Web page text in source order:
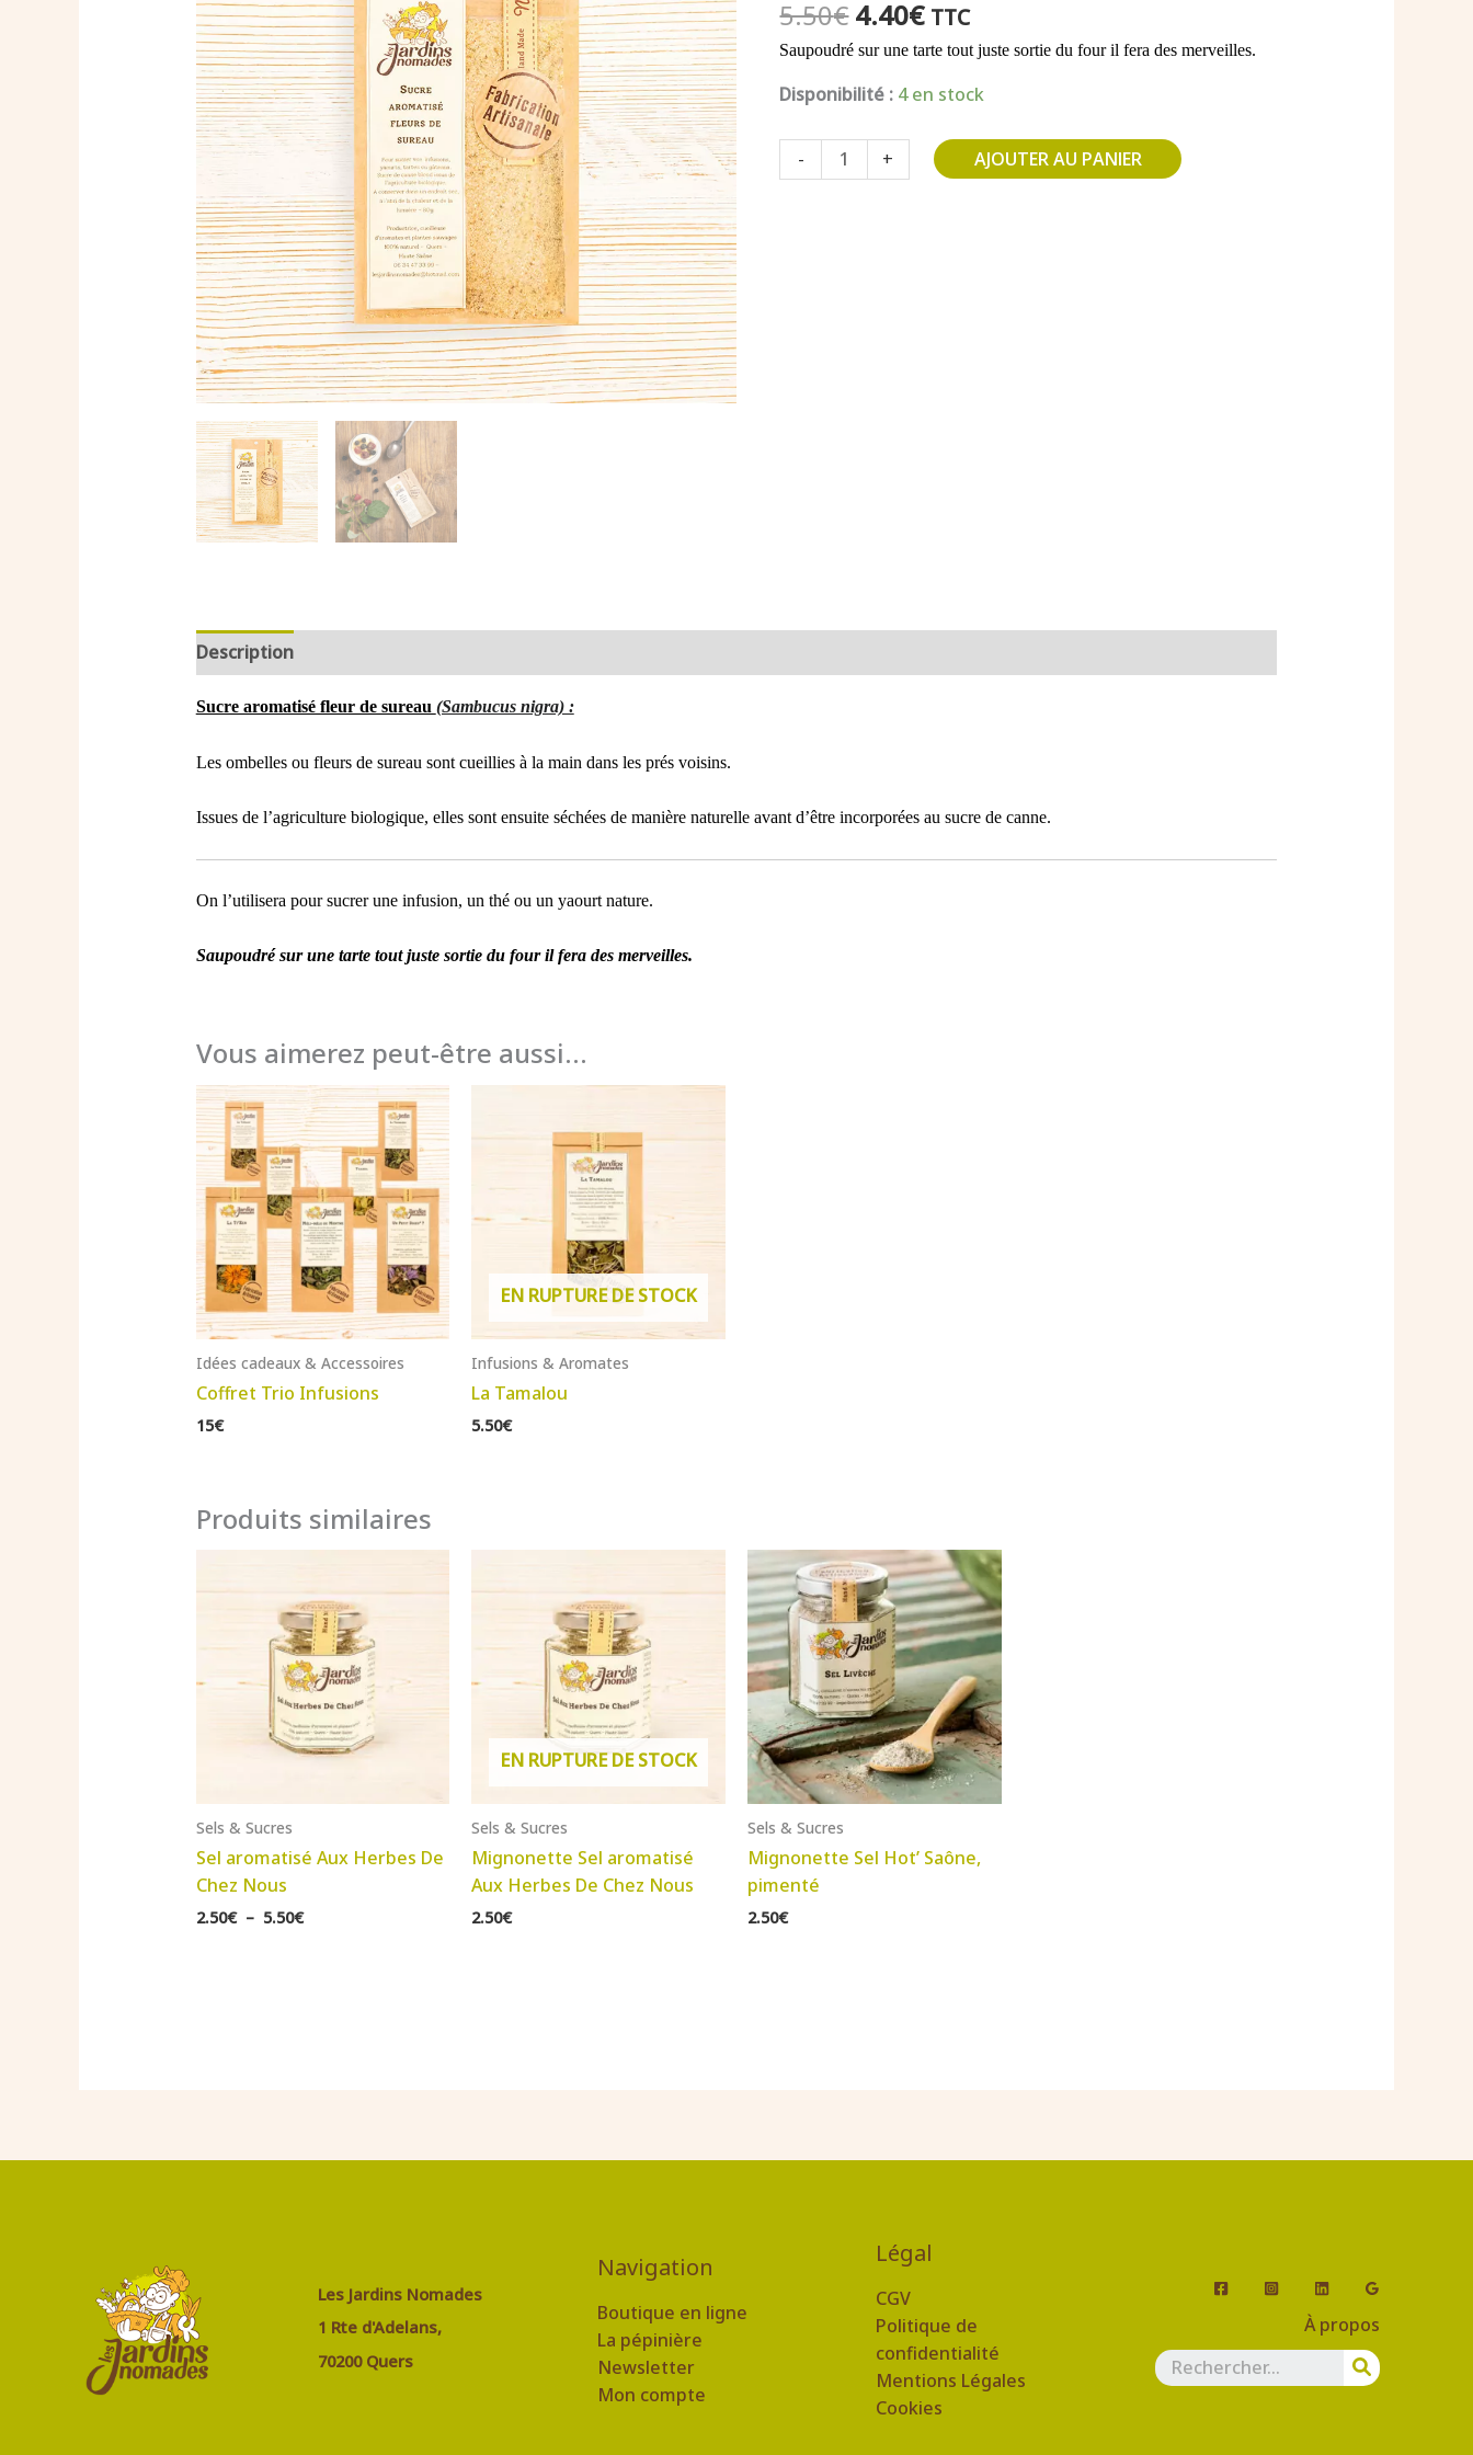
5.50€Le
prix
était :
4.40€Le
prix
actuel
est :
TTC
Saupoudré sur une tarte tout juste sortie du four il fera des merveilles.
Disponibilité : 4 en stock
-
quantité
de
+ AJOUTER AU PANIER
Description
Sucre aromatisé fleur de sureau (Sambucus nigra) :
Les ombelles ou fleurs de sureau sont cueillies à la main dans les prés voisins.
Issues de l’agriculture biologique, elles sont ensuite séchées de manière naturelle avant d’être incorporées au sucre de canne.
On l’utilisera pour sucrer une infusion, un thé ou un yaourt nature.
Saupoudré sur une tarte tout juste sortie du four il fera des merveilles.
Vous aimerez peut-être aussi…
Idées cadeaux & Accessoires
Coffret Trio Infusions
15€
EN RUPTURE DE STOCK
Infusions & Aromates
La Tamalou
5.50€
Produits similaires
Sels & Sucres
Sel aromatisé Aux Herbes De
Chez Nous
2.50€ – 5.50€Plage
EN RUPTURE DE STOCK
Sels & Sucres
Mignonette Sel aromatisé
Aux Herbes De Chez Nous
2.50€
Sels & Sucres
Mignonette Sel Hot’ Saône,
pimenté
2.50€
Les Jardins Nomades
1 Rte d'Adelans,
70200 Quers
Navigation
Boutique en ligne
La pépinière
Newsletter
Mon compte
Légal
CGV
Politique de
confidentialité
Mentions Légales
Cookies
À propos